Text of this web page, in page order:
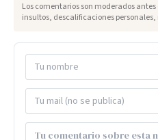
Los comentarios son moderados
insultos, descalificaciones personales,